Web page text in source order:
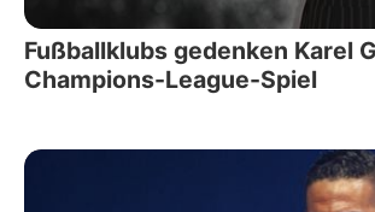
Fußballklubs gedenken Karel
Champions-League-Spiel